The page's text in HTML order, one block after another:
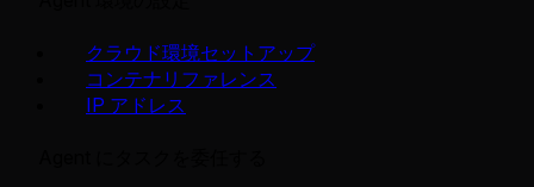
クラウド環境セットアップ
コンテナリファレンス
IP アドレス